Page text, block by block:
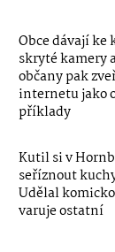
Obce dávají
skryté kamery
občany pak
internetu jako
příklady
Kutil si v
seříznout
Udělal
varuje ostatní